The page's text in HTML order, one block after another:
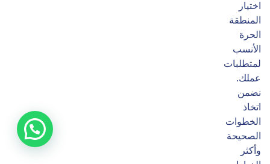
اختيار
المنطقة
الحرة
الأنسب
لمتطلبات
عملك.
نضمن
اتخاذ
الخطوات
الصحيحة
وأكثر